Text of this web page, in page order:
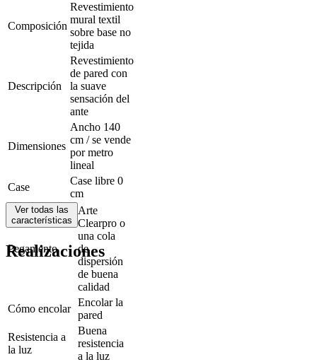
Composición
Revestimiento
mural textil
sobre base no
tejida
Descripción
Revestimiento
de pared con
la suave
sensación del
ante
Dimensiones
Ancho 140
cm / se vende
por metro
lineal
Case
Case libre 0
cm
Pegamento
Arte
Clearpro o
una cola
de
dispersión
de buena
calidad
Cómo encolar
Encolar la
pared
Resistencia a
la luz
Buena
resistencia
a la luz
Ver todas las
características
Realizaciones